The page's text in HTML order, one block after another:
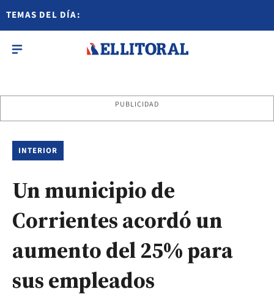
TEMAS DEL DÍA:
PUBLICIDAD
INTERIOR
Un municipio de
Corrientes acordó un
aumento del 25% para
sus empleados